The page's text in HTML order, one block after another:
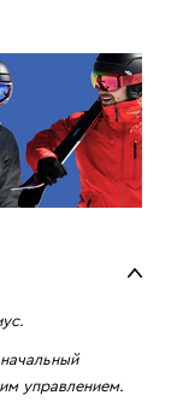
управлением.